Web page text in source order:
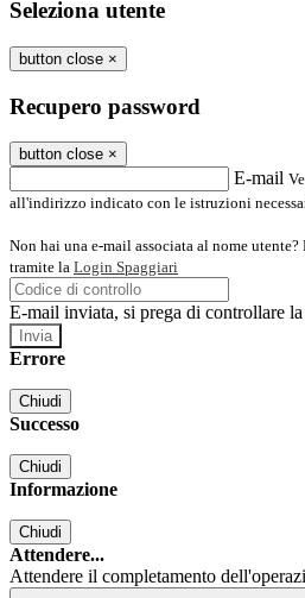
Seleziona utente
button close ×
Recupero password
button close ×
E-mail
all'indirizzo indicato con le istruzioni
Non hai una e-mail associata al nome
tramite la Login Spaggiari
E-mail inviata, si prega di controllare
Errore
Chiudi
Successo
Chiudi
Informazione
Chiudi
Attendere...
Attendere il completamento